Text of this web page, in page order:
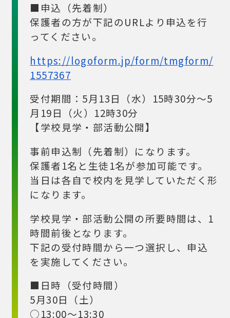
■申込（先着制）
保護者の方が下記のURLより申込を行
ってください。
https://logoform.jp/form/tmgform/
1557367
受付期間：5月13日（水）15時30分～5
月19日（火）12時30分
【学校見学・部活動公開】
事前申込制（先着制）になります。
保護者1名と生徒1名が参加可能です。
当日は各自で校内を見学していただく形
になります。
学校見学・部活動公開の所要時間は、1
時間前後となります。
下記の受付時間から一つ選択し、申込
を実施してください。
■日時（受付時間）
5月30日（土）
○13:00～13:30